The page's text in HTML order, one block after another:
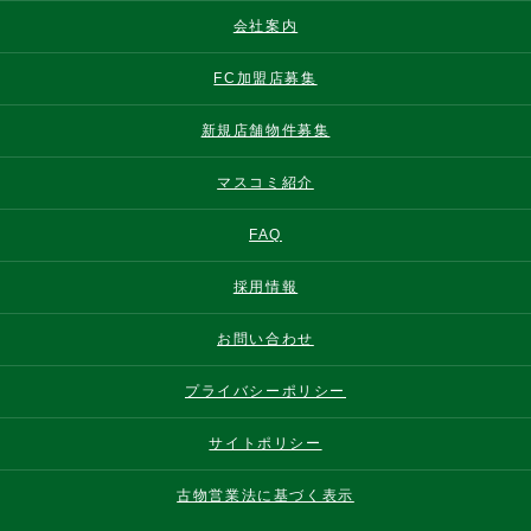
会社案内
FC加盟店募集
新規店舗物件募集
マスコミ紹介
FAQ
採用情報
お問い合わせ
プライバシーポリシー
サイトポリシー
古物営業法に基づく表示